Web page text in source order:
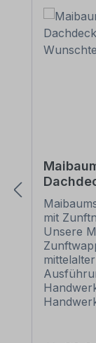
Ihrem
mit
Unsere